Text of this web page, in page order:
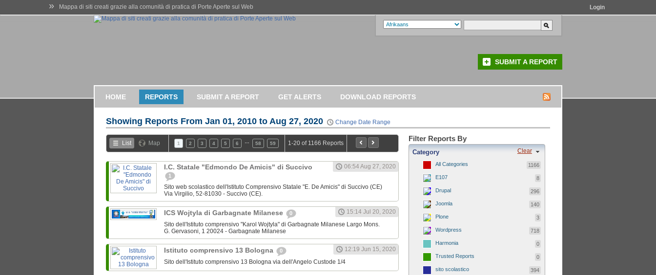
» Mappa di siti creati grazie alla comunità di pratica di Porte Aperte sul Web Login
SUBMIT A REPORT
HOME REPORTS SUBMIT A REPORT GET ALERTS DOWNLOAD REPORTS
Showing Reports From Jan 01, 2010 to Aug 27, 2020 Change Date Range
List Map 1 2 3 4 5 6 58 59 1-20 of 1166 Reports
I.C. Statale "Edmondo De Amicis" di Succivo
1
06:54 Aug 27, 2020
Sito web scolastico dell'Istituto Comprensivo Statale "E. De Amicis" di Succivo (CE)
Via Virgilio, 52-81030 - Succivo (CE).
ICS Wojtyla di Garbagnate Milanese 0
15:14 Jul 20, 2020
Sito dell'Istituto comprensivo "Karol Wojtyla" di Garbagnate Milanese Largo Mons.
G. Gervasoni, 1 20024 - Garbagnate Milanese
Istituto comprensivo 13 Bologna 0
12:19 Jun 15, 2020
Sito dell'Istituto comprensivo 13 Bologna via dell'Angelo Custode 1/4
Filter Reports By
Clear
Category
All Categories 1166
E107 8
Drupal 296
Joomla 140
Plone 3
Wordpress 718
Harmonia 0
Trusted Reports 0
sito scolastico 394